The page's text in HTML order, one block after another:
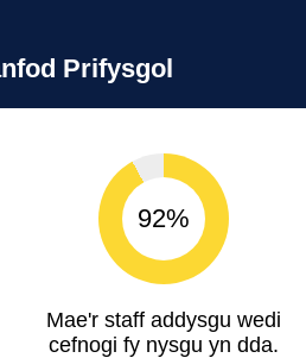
Prifysgol
92%
Mae'r staff addysgu wedi
cefnogi fy nysgu yn dda.